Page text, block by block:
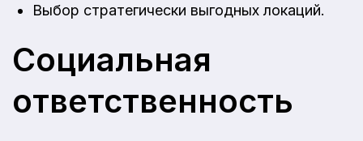
Выбор стратегически выгодных локаций.
Социальная
ответственность